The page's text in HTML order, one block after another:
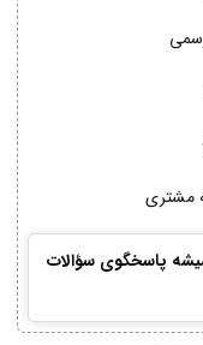
مشتری
پاسخگوی سؤالات